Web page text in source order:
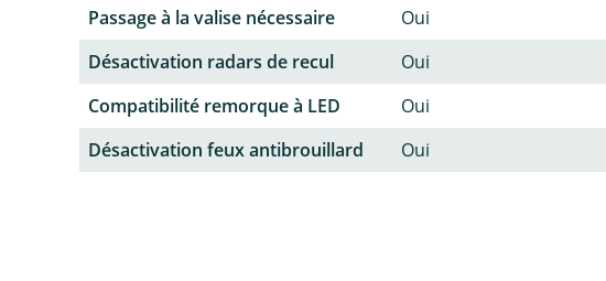
Passage à la valise nécessaire
Oui
Désactivation radars de recul
Oui
Compatibilité remorque à LED
Oui
Désactivation feux antibrouillard
Oui